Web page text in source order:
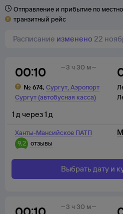
Отправление и прибытие по
транзитный рейс
Расписание изменено 22
00:10
№ 674, Сургут,Аэропорт
Сургут (автобусная касса)
3 ч 30 м
Ханты-Мансийское ПАТП
9,2 отзывы
1 д через1 д
Выбрать дату и
3 ч 30 м